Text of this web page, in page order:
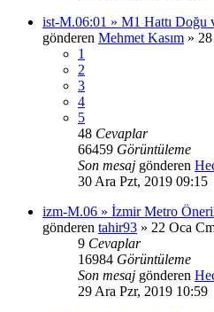
ist-M.06:01 » M1 Hattı Doğu
gönderen Mehmet Kasım »
1
2
3
4
5
48 Cevaplar
66459 Görüntüleme
Son mesaj gönderen
30 Ara Pzt, 2019 09:15
izm-M.06 » İzmir Metro
gönderen tahir93 » 22 Oca
9 Cevaplar
16984 Görüntüleme
Son mesaj gönderen
29 Ara Pzr, 2019 10:59